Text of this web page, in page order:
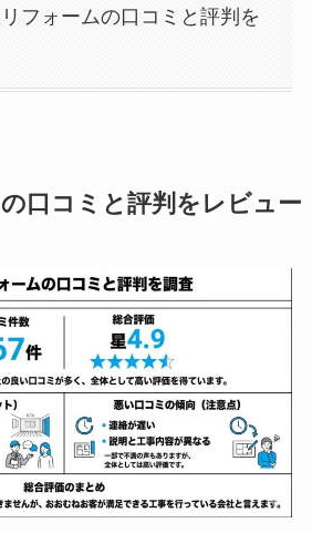
フォームの口コミと評判を
口コミと評判をレビュー